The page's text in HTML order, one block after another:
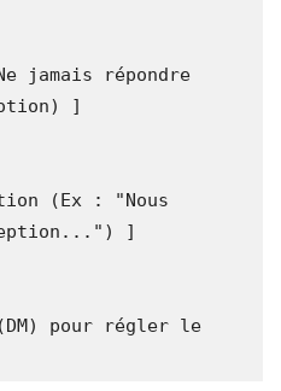
jamais répondre
]
(Ex : "Nous
]
pour régler le